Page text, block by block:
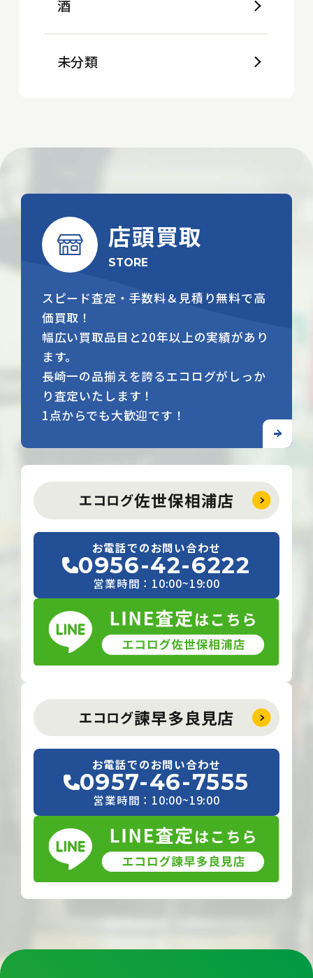
酒
未分類
店頭買取
STORE
スピード査定・手数料＆見積り無料で高
価買取！
幅広い買取品目と20年以上の実績があり
ます。
長崎一の品揃えを誇るエコログがしっか
り査定いたします！
1点からでも大歓迎です！
エコログ佐世保相浦店
お電話でのお問い合わせ
0956-42-6222
営業時間：10:00~19:00
エコログ諫早多良見店
お電話でのお問い合わせ
0957-46-7555
営業時間：10:00~19:00